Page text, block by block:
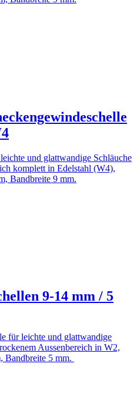
und glattwandige Schläuche
komplett in Edelstahl (W4),
Bandbreite 9 mm.
9-14 mm / 5
für leichte und glattwandige
Aussenbereich in W2,
Bandbreite 5 mm.